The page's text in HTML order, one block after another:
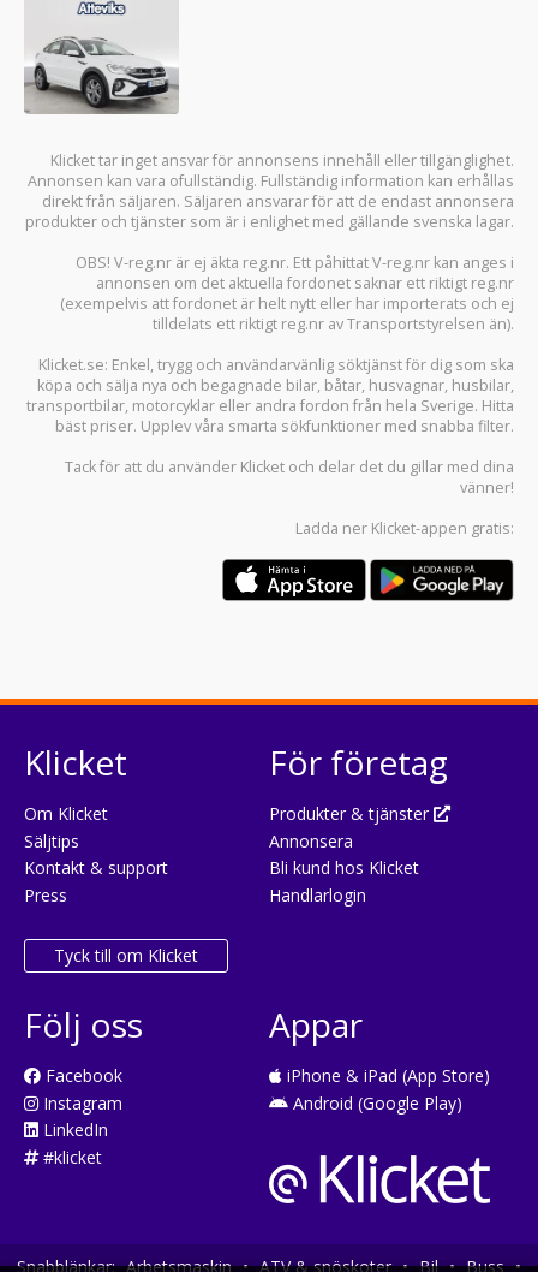
Klicket tar inget ansvar för annonsens innehåll eller tillgänglighet.
Annonsen kan vara ofullständig. Fullständig information kan erhållas
direkt från säljaren. Säljaren ansvarar för att de endast annonsera
produkter och tjänster som är i enlighet med gällande svenska lagar.
OBS! V-reg.nr är ej äkta reg.nr. Ett påhittat V-reg.nr kan anges i
annonsen om det aktuella fordonet saknar ett riktigt reg.nr
(exempelvis att fordonet är helt nytt eller har importerats och ej
tilldelats ett riktigt reg.nr av Transportstyrelsen än).
Klicket.se: Enkel, trygg och användarvänlig söktjänst för dig som ska
köpa och sälja nya och begagnade bilar, båtar, husvagnar, husbilar,
transportbilar, motorcyklar eller andra fordon från hela Sverige. Hitta
bäst priser. Upplev våra smarta sökfunktioner med snabba filter.
Tack för att du använder Klicket och delar det du gillar med dina
vänner!
Ladda ner Klicket-appen gratis:
Klicket
Om Klicket
Säljtips
Kontakt & support
Press
Tyck till om Klicket
För företag
Produkter & tjänster
Annonsera
Bli kund hos Klicket
Handlarlogin
Följ oss
Facebook
Instagram
LinkedIn
#klicket
Appar
iPhone & iPad (App Store)
Android (Google Play)
Snabblänkar: Arbetsmaskin • ATV & snöskoter • Bil • Buss •